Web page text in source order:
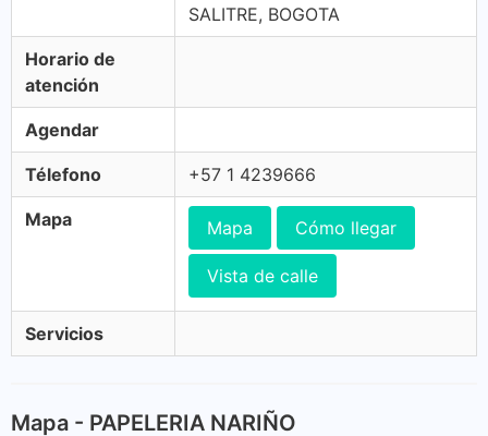
SALITRE, BOGOTA
Horario de
atención
Agendar
Télefono +57 1 4239666
Mapa Mapa Cómo llegar
Vista de calle
Servicios
Mapa - PAPELERIA NARIÑO